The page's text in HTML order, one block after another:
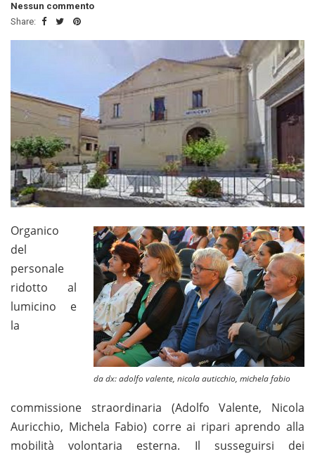
Nessun commento
Share:
da dx: adolfo valente, nicola auticchio, michela fabio
Organico
del
personale
ridotto al
lumicino e
la
commissione straordinaria (Adolfo Valente, Nicola
Auricchio, Michela Fabio) corre ai ripari aprendo alla
mobilità volontaria esterna. Il susseguirsi dei